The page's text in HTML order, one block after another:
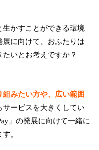
かすことができる環境
に向けて、おふたりは
いとお考えですか？
みたい方や、広い範囲
サービスを大きくしてい
」の発展に向けて一緒に
。